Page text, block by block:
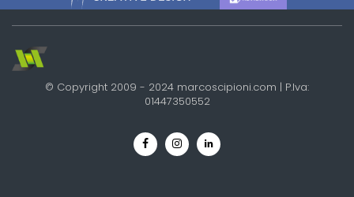
© Copyright 2009 - 2024 marcoscipioni.com | P.Iva:
01447350552